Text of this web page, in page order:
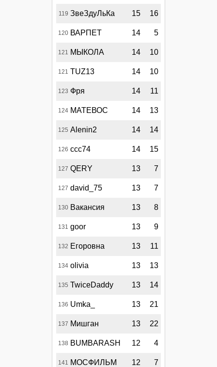
119 ЗвеЗдуЛьКа 15 16
120 ВАРПЕТ 14 5
121 МЫКОЛА 14 10
121 TUZ13 14 10
123 Фря 14 11
124 МАТЕВОС 14 13
125 Alenin2 14 14
126 ccc74 14 15
127 QERY 13 7
127 david_75 13 7
130 Вакансия 13 8
131 goor 13 9
132 Егоровна 13 11
134 olivia 13 13
135 TwiceDaddy 13 14
136 Umka_ 13 21
137 Мишган 13 22
138 BUMBARASH 12 4
141 МОСФИЛЬМ 12 7